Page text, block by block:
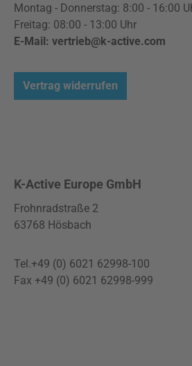
Montag - Donnerstag: 8:00 - 16:00
Freitag: 08:00 - 13:00 Uhr
E-Mail: vertrieb@k-active.com
Vertrag widerrufen
K-Active Europe GmbH
Frohnradstraße 2
63768 Hösbach
Tel.+49 (0) 6021 62998-100
Fax +49 (0) 6021 62998-999